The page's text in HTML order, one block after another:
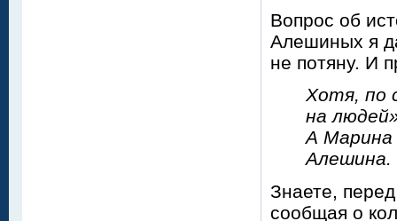
Вопрос об
Алешиных я
не потяну. И
Хотя, по
на
А Марина
Алешина.
Знаете,
сообщая о